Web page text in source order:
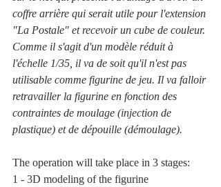
coffre arrière qui serait utile pour l'extension
"La Postale" et recevoir un cube de couleur.
Comme il s'agit d'un modèle réduit à
l'échelle 1/35, il va de soit qu'il n'est pas
utilisable comme figurine de jeu. Il va falloir
retravailler la figurine en fonction des
contraintes de moulage (injection de
plastique) et de dépouille (démoulage).
The operation will take place in 3 stages:
1 - 3D modeling of the figurine